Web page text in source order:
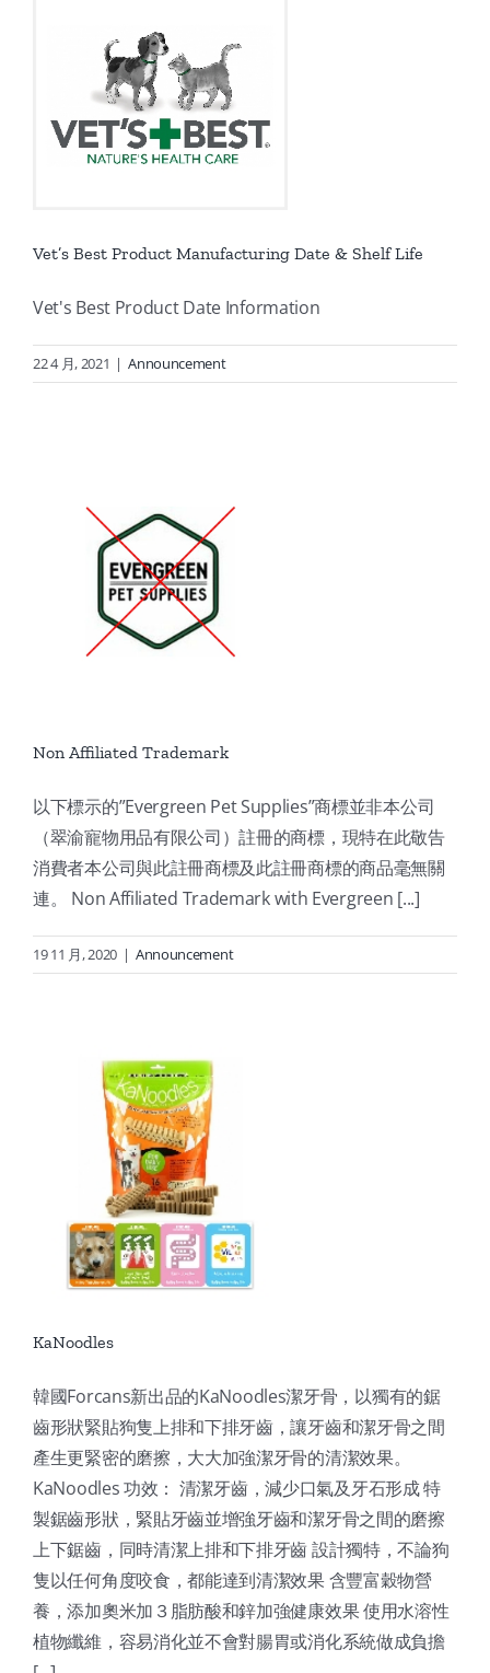
Manufacturing Date &
Shelf Life
Vet’s Best Product Manufacturing Date & Shelf Life
Vet's Best Product Date Information
22 4 月, 2021 | Announcement
Non Affiliated Trademark
以下標示的”Evergreen Pet Supplies”商標並非本公司
（翠渝寵物用品有限公司）註冊的商標，現特在此敬告
消費者本公司與此註冊商標及此註冊商標的商品毫無關
連。 Non Affiliated Trademark with Evergreen [...]
19 11 月, 2020 | Announcement
KaNoodles
韓國Forcans新出品的KaNoodles潔牙骨，以獨有的鋸
齒形狀緊貼狗隻上排和下排牙齒，讓牙齒和潔牙骨之間
產生更緊密的磨擦，大大加強潔牙骨的清潔效果。
KaNoodles 功效： 清潔牙齒，減少口氣及牙石形成 特
製鋸齒形狀，緊貼牙齒並增強牙齒和潔牙骨之間的磨擦
上下鋸齒，同時清潔上排和下排牙齒 設計獨特，不論狗
隻以任何角度咬食，都能達到清潔效果 含豐富穀物營
養，添加奧米加３脂肪酸和鋅加強健康效果 使用水溶性
植物纖維，容易消化並不會對腸胃或消化系統做成負擔